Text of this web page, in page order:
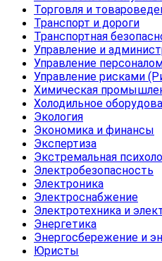
Торговля и
Транспорт и дороги
Транспортная
Управление и
Управление
Управление рисками
Химическая
Холодильное
Экология
Экономика и финансы
Экспертиза
Экстремальная
Электробезопасность
Электроника
Электроснабжение
Электротехника и
Энергетика
Энергосбережение и
Юристы